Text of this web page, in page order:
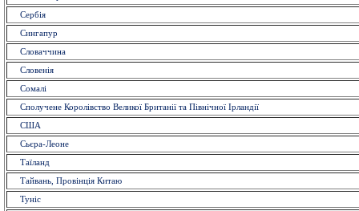
Сербія
Сингапур
Словаччина
Словенія
Сомалі
Сполучене Королівство Великої Британії та Північної Ірландії
США
Сьєра-Леоне
Таїланд
Тайвань, Провінція Китаю
Туніс